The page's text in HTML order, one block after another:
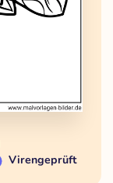
Virengeprüft